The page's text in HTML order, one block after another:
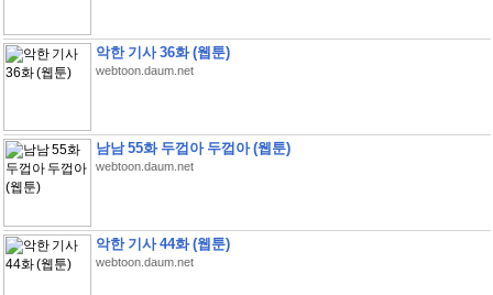
악한 기사 36화 (웹툰)
webtoon.daum.net
남남 55화 두껍아 두껍아 (웹툰)
webtoon.daum.net
악한 기사 44화 (웹툰)
webtoon.daum.net